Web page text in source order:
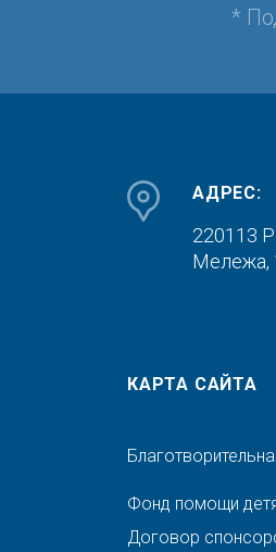
*
АДРЕС:
220113
Мележа,
КАРТА САЙТА
Фонд помощи
Договор